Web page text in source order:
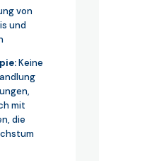
von
und
Keine
mit
die